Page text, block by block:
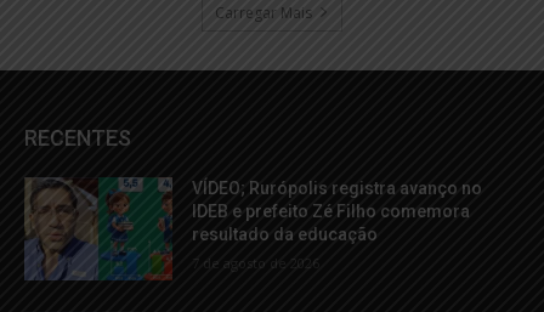
Carregar Mais
RECENTES
VÍDEO; Rurópolis registra avanço no
IDEB e prefeito Zé Filho comemora
resultado da educação
7 de agosto de 2026